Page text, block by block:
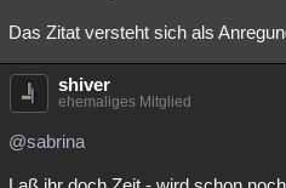
Das Zitat versteht sich als
shiver
ehemaliges Mitglied
@sabrina